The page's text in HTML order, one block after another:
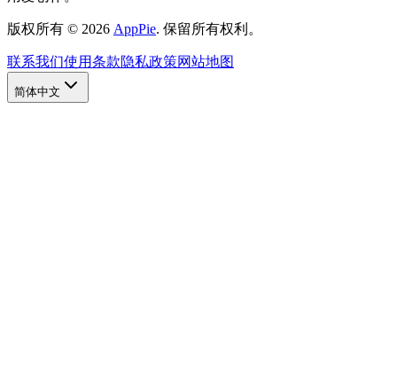
版权所有 © 2026 AppPie. 保留所有权利。
联系我们使用条款隐私政策网站地图
简体中文